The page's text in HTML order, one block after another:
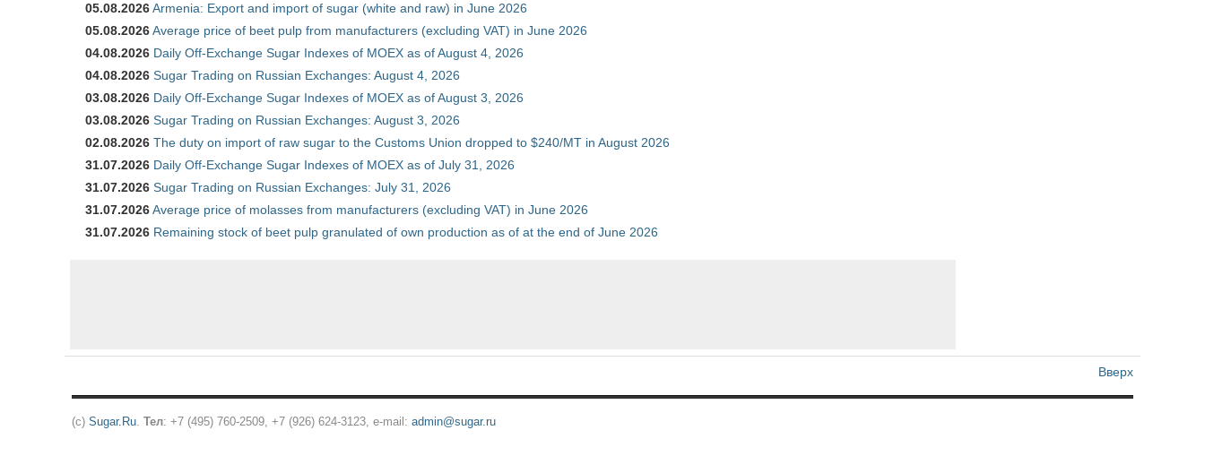
05.08.2026Armenia: Export and import of sugar (white and raw) in June 2026
05.08.2026Average price of beet pulp from manufacturers (excluding VAT) in June 2026
04.08.2026 Daily Off-Exchange Sugar Indexes of MOEX as of August 4, 2026
04.08.2026 Sugar Trading on Russian Exchanges: August 4, 2026
03.08.2026 Daily Off-Exchange Sugar Indexes of MOEX as of August 3, 2026
03.08.2026 Sugar Trading on Russian Exchanges: August 3, 2026
02.08.2026 The duty on import of raw sugar to the Customs Union dropped to $240/MT in August 2026
31.07.2026 Daily Off-Exchange Sugar Indexes of MOEX as of July 31, 2026
31.07.2026 Sugar Trading on Russian Exchanges: July 31, 2026
31.07.2026Average price of molasses from manufacturers (excluding VAT) in June 2026
31.07.2026 Remaining stock of beet pulp granulated of own production as of at the end of June 2026
Вверх
(c) Sugar.Ru. Тел: +7 (495) 760-2509, +7 (926) 624-3123, e-mail: admin@sugar.ru